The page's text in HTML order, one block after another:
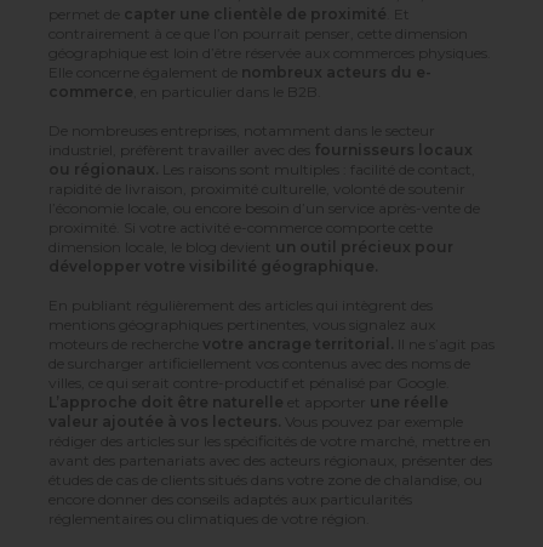
permet de
capter une clientèle de proximité . Et
contrairement à ce que l’on pourrait penser, cette dimension
géographique est loin d’être réservée aux commerces physiques.
Elle concerne également de nombreux acteurs du e-
commerce , en particulier dans le B2B.
De nombreuses entreprises, notamment dans le secteur
industriel, préfèrent travailler avec des fournisseurs locaux
ou régionaux.
Les raisons sont multiples : facilité de contact,
rapidité de livraison, proximité culturelle, volonté de soutenir
l’économie locale, ou encore besoin d’un service après-vente de
proximité. Si votre activité e-commerce comporte cette
dimension locale, le blog devient un outil précieux pour
développer votre visibilité géographique.
En publiant régulièrement des articles qui intègrent des
mentions géographiques pertinentes, vous signalez aux
moteurs de recherche
votre ancrage territorial.
Il ne s’agit pas
de surcharger artificiellement vos contenus avec des noms de
villes, ce qui serait contre-productif et pénalisé par Google.
L’approche doit être naturelle et apporter une réelle
valeur ajoutée à vos lecteurs.
Vous pouvez par exemple
rédiger des articles sur les spécificités de votre marché, mettre en
avant des partenariats avec des acteurs régionaux, présenter des
études de cas de clients situés dans votre zone de chalandise, ou
encore donner des conseils adaptés aux particularités
réglementaires ou climatiques de votre région.